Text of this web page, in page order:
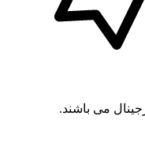
می باشند.